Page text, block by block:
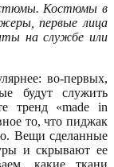
Костюмы в
первые лица
на службе или
во-первых,
будут служить
тренд «made in
то, что пиджак
Вещи сделанные
и скрывают ее
какие ткани